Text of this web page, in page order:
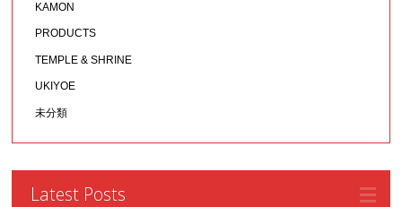
KAMON
PRODUCTS
TEMPLE & SHRINE
UKIYOE
未分類
Latest Posts